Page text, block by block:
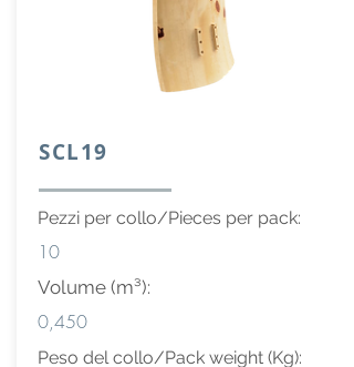
SCL19
Pezzi per collo/Pieces per pack:
10
Volume (m³):
0,450
Peso del collo/Pack weight (Kg):